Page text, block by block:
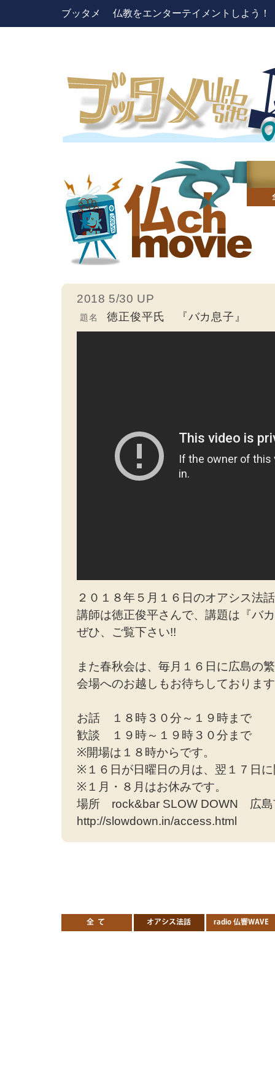
ブッタメ 仏教をエンターテイメントしよう
2018 5/30 UP
題名 徳正俊平氏 『バカ息子』
２０１８年５月１６日のオアシス法
講師は徳正俊平さんで、講題は『バ
ぜひ、ご覧下さい!!
また春秋会は、毎月１６日に広島の
会場へのお越しもお待ちしておりま
お話 １８時３０分～１９時まで
歓談 １９時～１９時３０分まで
※開場は１８時からです。
※１６日が日曜日の月は、翌１７日
※１月・８月はお休みです。
場所 rock&bar SLOW DOWN 広島
http://slowdown.in/access.html